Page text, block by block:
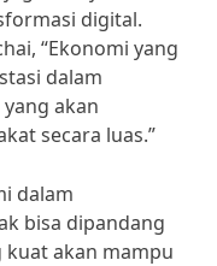
digital.
“Ekonomi yang
dalam
akan
secara luas.”
dalam
bisa dipandang
akan mampu